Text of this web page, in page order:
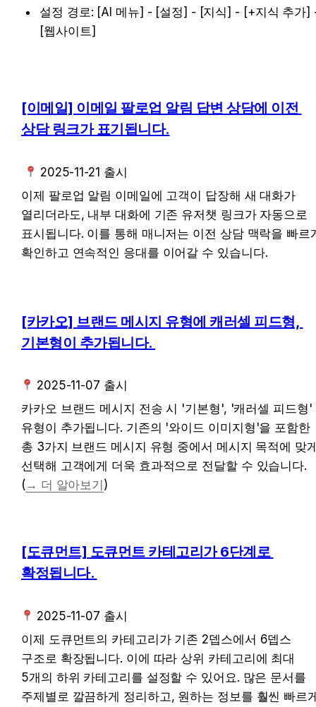
설정 경로: [AI 메뉴] - [설정] - [지식] - [+지식 추가]
[웹사이트]
[이메일] 이메일 팔로업 알림 답변 상담에 이전
상담 링크가 표기됩니다.
2025-11-21 출시
이제 팔로업 알림 이메일에 고객이 답장해 새 대화가
열리더라도, 내부 대화에 기존 유저챗 링크가 자동으로
표시됩니다. 이를 통해 매니저는 이전 상담 맥락을 빠르
확인하고 연속적인 응대를 이어갈 수 있습니다.
[카카오] 브랜드 메시지 유형에 캐러셀 피드형,
기본형이 추가됩니다.
2025-11-07 출시
카카오 브랜드 메시지 전송 시 '기본형', '캐러셀 피드형'
유형이 추가됩니다. 기존의 '와이드 이미지형'을 포함한
총 3가지 브랜드 메시지 유형 중에서 메시지 목적에 맞
선택해 고객에게 더욱 효과적으로 전달할 수 있습니다.
( → 더 알아보기 )
[도큐먼트] 도큐먼트 카테고리가 6단계로
확정됩니다.
2025-11-07 출시
이제 도큐먼트의 카테고리가 기존 2뎁스에서 6뎁스
구조로 확장됩니다. 이에 따라 상위 카테고리에 최대
5개의 하위 카테고리를 설정할 수 있어요. 많은 문서를
주제별로 깔끔하게 정리하고, 원하는 정보를 훨씬 빠르